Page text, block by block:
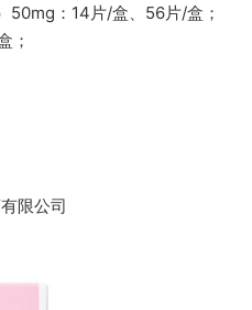
50mg：14片/盒、56片/盒；
；
限公司